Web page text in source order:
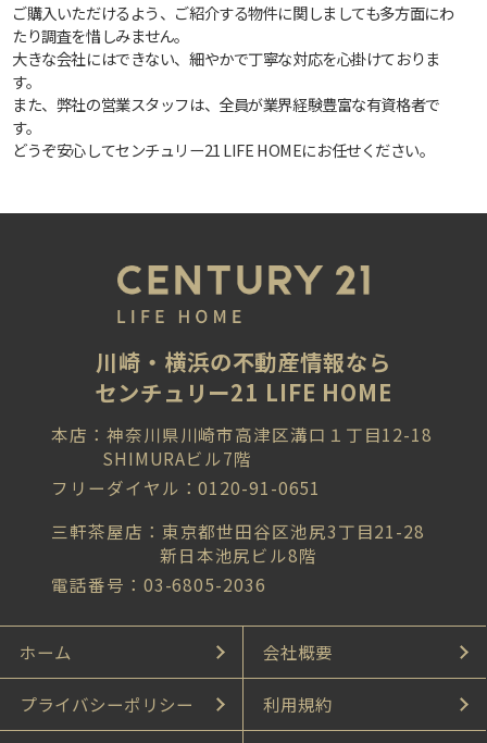
ご購入いただけるよう、ご紹介する物件に関しましても多方面にわ
たり調査を惜しみません。
大きな会社にはできない、細やかで丁寧な対応を心掛けておりま
す。
また、弊社の営業スタッフは、全員が業界経験豊富な有資格者で
す。
どうぞ安心してセンチュリー21 LIFE HOMEにお任せください。
川崎・横浜の不動産情報なら
センチュリー21 LIFE HOME
本店：神奈川県川崎市高津区溝口１丁目12-18
SHIMURAビル7階
フリーダイヤル：0120-91-0651
三軒茶屋店：東京都世田谷区池尻3丁目21-28
新日本池尻ビル8階
電話番号：03-6805-2036
ホーム 会社概要
プライバシーポリシー 利用規約